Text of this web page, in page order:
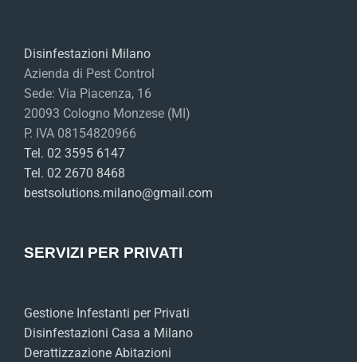
Disinfestazioni Milano
Azienda di Pest Control
Sede: Via Piacenza, 16
20093 Cologno Monzese (MI)
P. IVA 08154820966
Tel. 02 3595 6147
Tel. 02 2670 8468
bestsolutions.milano@gmail.com
SERVIZI PER PRIVATI
Gestione Infestanti per Privati
Disinfestazioni Casa a Milano
Derattizzazione Abitazioni